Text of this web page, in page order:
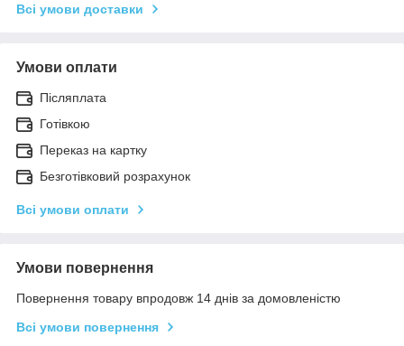
Всі умови доставки
Умови оплати
Післяплата
Готівкою
Переказ на картку
Безготівковий розрахунок
Всі умови оплати
Умови повернення
Повернення товару впродовж 14 днів за домовленістю
Всі умови повернення